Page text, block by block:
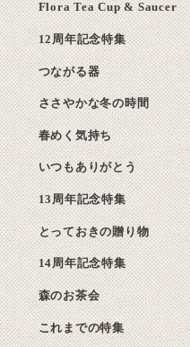
Flora Tea Cup & Saucer
12周年記念特集
つながる器
ささやかな冬の時間
春めく気持ち
いつもありがとう
13周年記念特集
とっておきの贈り物
14周年記念特集
森のお茶会
これまでの特集